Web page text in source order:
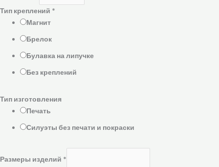
Тип креплений *
Магнит
Брелок
Булавка на липучке
Без креплений
Тип изготовления
Печать
Силуэты без печати и покраски
Размеры изделий *